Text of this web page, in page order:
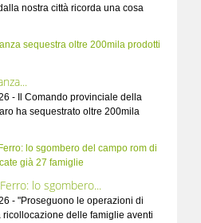
nostra città ricorda una cosa
- Il Comando provinciale della
ha sequestrato oltre 200mila
lo sgombero...
- "Proseguono le operazioni di
delle famiglie aventi